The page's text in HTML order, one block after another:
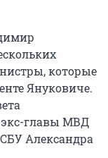
которые
Януковиче.
экс-главы МВД
Александра